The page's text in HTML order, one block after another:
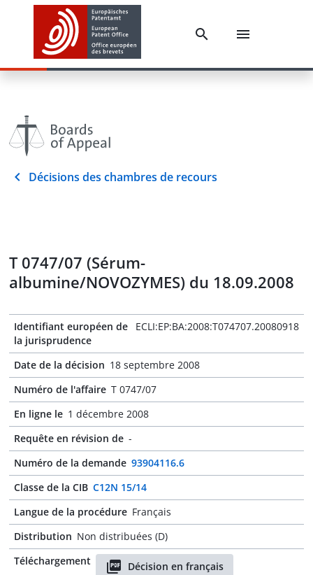
Décisions des chambres de recours
T 0747/07 (Sérum-
albumine/NOVOZYMES) du 18.09.2008
Identifiant européen de
la jurisprudence
ECLI:EP:BA:2008:T074707.20080918
Date de la décision 18 septembre 2008
Numéro de l'affaire T 0747/07
En ligne le 1 décembre 2008
Requête en révision de -
Numéro de la demande 93904116.6
Classe de la CIB C12N 15/14
Langue de la procédure Français
Distribution Non distribuées (D)
Téléchargement
Décision en français